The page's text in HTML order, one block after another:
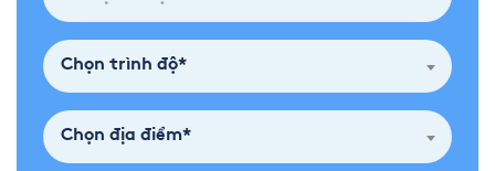
Chọn trình độ*
Chọn địa điểm*